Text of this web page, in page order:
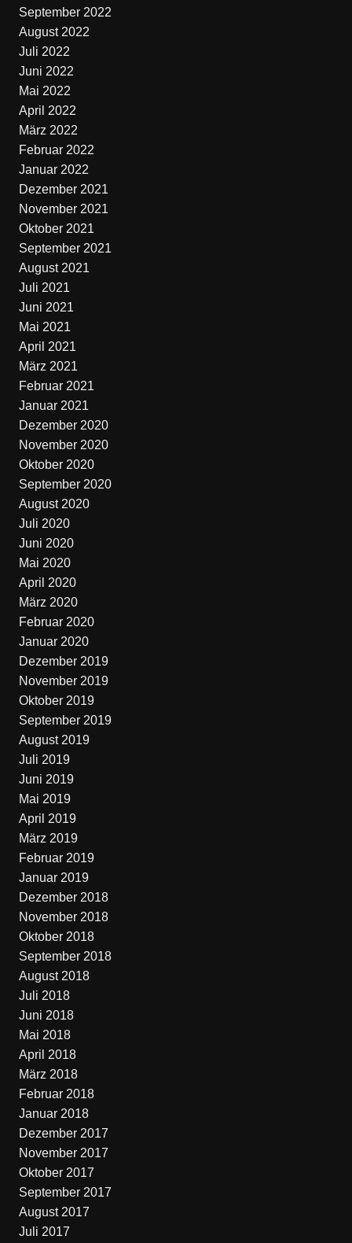
September 2022
August 2022
Juli 2022
Juni 2022
Mai 2022
April 2022
März 2022
Februar 2022
Januar 2022
Dezember 2021
November 2021
Oktober 2021
September 2021
August 2021
Juli 2021
Juni 2021
Mai 2021
April 2021
März 2021
Februar 2021
Januar 2021
Dezember 2020
November 2020
Oktober 2020
September 2020
August 2020
Juli 2020
Juni 2020
Mai 2020
April 2020
März 2020
Februar 2020
Januar 2020
Dezember 2019
November 2019
Oktober 2019
September 2019
August 2019
Juli 2019
Juni 2019
Mai 2019
April 2019
März 2019
Februar 2019
Januar 2019
Dezember 2018
November 2018
Oktober 2018
September 2018
August 2018
Juli 2018
Juni 2018
Mai 2018
April 2018
März 2018
Februar 2018
Januar 2018
Dezember 2017
November 2017
Oktober 2017
September 2017
August 2017
Juli 2017